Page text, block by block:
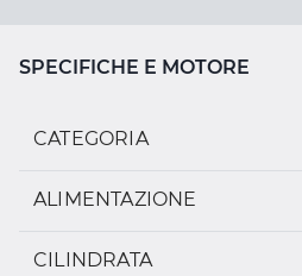
SPECIFICHE E MOTORE
CATEGORIA
ALIMENTAZIONE
CILINDRATA